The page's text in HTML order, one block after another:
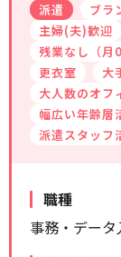
こだわり
キーワード
検索履歴は
派遣 ブラ
主婦(夫)歓迎
残業なし（月
更衣室
大
大人数のオフ
幅広い年齢層
派遣スタッフ
職種
事務・データ